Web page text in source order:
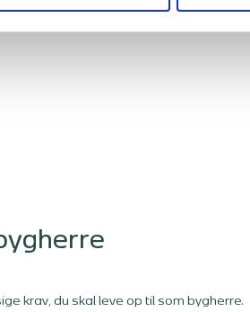
krav, du skal leve op til som bygherre.